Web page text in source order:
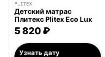
PLITEX
Детский матрас
Плитекс Plitex Eco Lux
5 820 ₽
Узнать дату